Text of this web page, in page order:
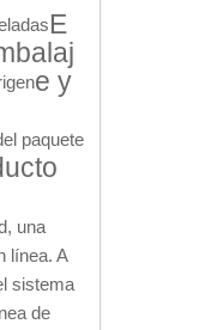
E
e y
paquete
una
línea. A
sistema
de